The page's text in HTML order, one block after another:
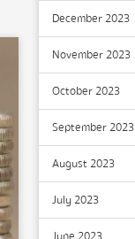
December 2023
November 2023
October 2023
September 2023
August 2023
July 2023